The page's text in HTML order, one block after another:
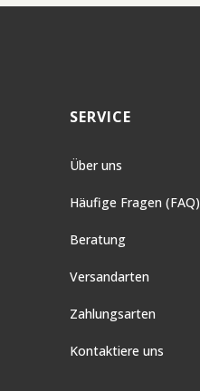
SERVICE
Über uns
Häufige Fragen (FAQ)
Beratung
Versandarten
Zahlungsarten
Kontaktiere uns